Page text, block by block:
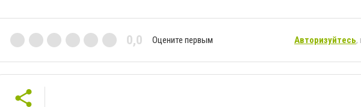
0,0 Оцените первым Авторизуйтесь,